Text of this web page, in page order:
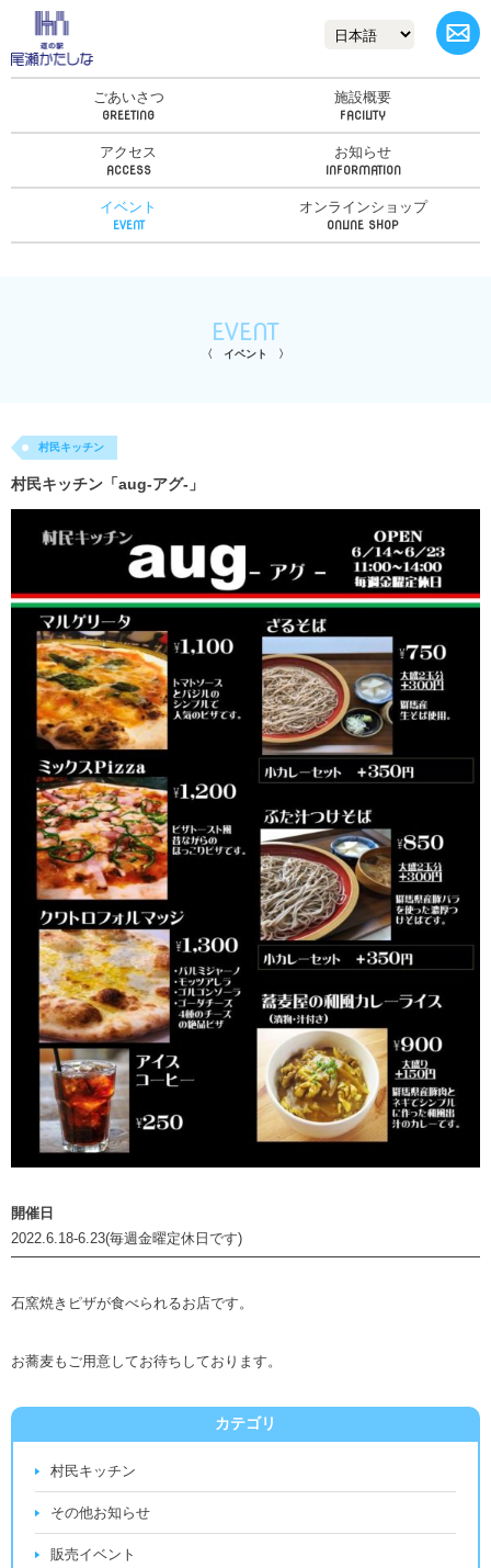
ごあいさつ 施設概要
アクセス お知らせ
イベント オンラインショップ
EVENT
イベント
村民キッチン
村民キッチン「aug-アグ-」
開催日
2022.6.18-6.23(毎週金曜定休日です)
石窯焼きピザが食べられるお店です。
お蕎麦もご用意してお待ちしております。
カテゴリ
村民キッチン
その他お知らせ
販売イベント